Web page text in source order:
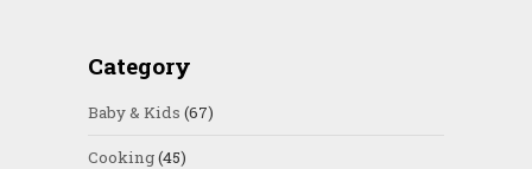
Category
Baby & Kids (67)
Cooking(45)